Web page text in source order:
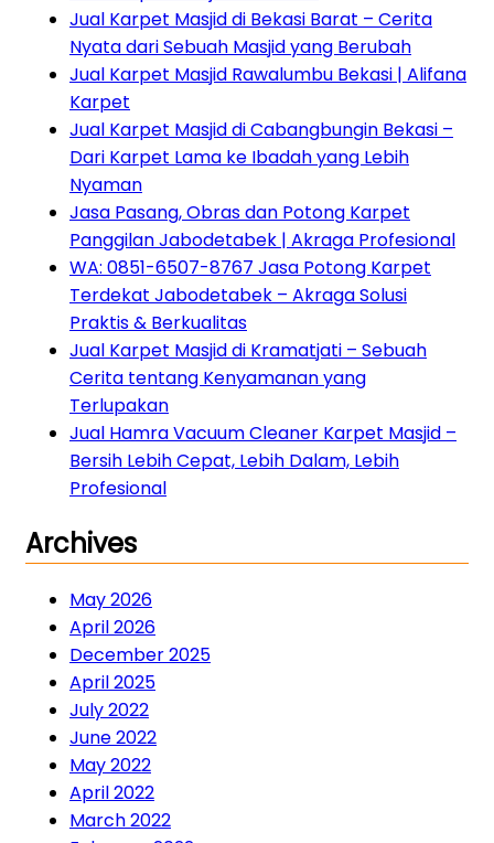
Jual Karpet Masjid di Bekasi Barat – Cerita
Nyata dari Sebuah Masjid yang Berubah
Jual Karpet Masjid Rawalumbu Bekasi | Alifana
Karpet
Jual Karpet Masjid di Cabangbungin Bekasi –
Dari Karpet Lama ke Ibadah yang Lebih
Nyaman
Jasa Pasang, Obras dan Potong Karpet
Panggilan Jabodetabek | Akraga Profesional
WA: 0851-6507-8767 Jasa Potong Karpet
Terdekat Jabodetabek – Akraga Solusi
Praktis & Berkualitas
Jual Karpet Masjid di Kramatjati – Sebuah
Cerita tentang Kenyamanan yang
Terlupakan
Jual Hamra Vacuum Cleaner Karpet Masjid –
Bersih Lebih Cepat, Lebih Dalam, Lebih
Profesional
Archives
May 2026
April 2026
December 2025
April 2025
July 2022
June 2022
May 2022
April 2022
March 2022